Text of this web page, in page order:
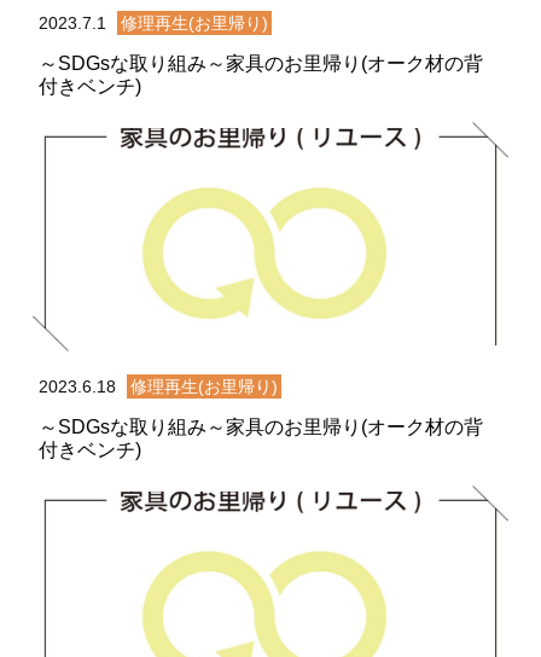
2023.7.1 修理再生(お里帰り)
～SDGsな取り組み～家具のお里帰り(オーク材の背
付きベンチ)
2023.6.18 修理再生(お里帰り)
～SDGsな取り組み～家具のお里帰り(オーク材の背
付きベンチ)